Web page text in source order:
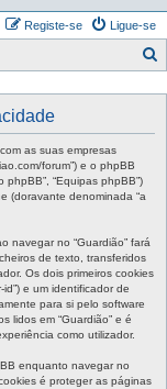
Ligue-se
Registe-se
as suas empresas
forum”) e o phpBB
phpBB”, “Equipas phpBB”)
(doravante denominada “a
navegar no “Guardião” fará
de texto, transferidos
Os dois primeiros cookies
e um identificador de
para si pelo software
lidos em “Guardião” e é
como utilizador.
enquanto navegar no
é proteger as páginas